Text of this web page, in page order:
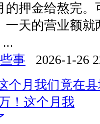
的押金给熬完。
一天的营业额
事
2026-1-26
个月我们竟在